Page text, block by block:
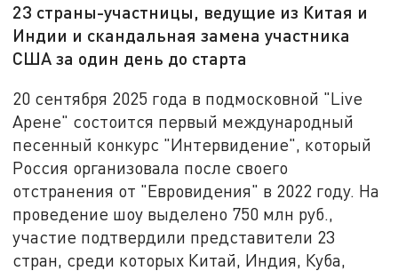
23 страны-участницы, ведущие из Китая и
Индии и скандальная замена участника
США за один день до старта
20 сентября 2025 года в подмосковной "Live
Арене" состоится первый международный
песенный конкурс "Интервидение", который
Россия организовала после своего
отстранения от "Евровидения" в 2022 году. На
проведение шоу выделено 750 млн руб.,
участие подтвердили представители 23
стран, среди которых Китай, Индия, Куба,